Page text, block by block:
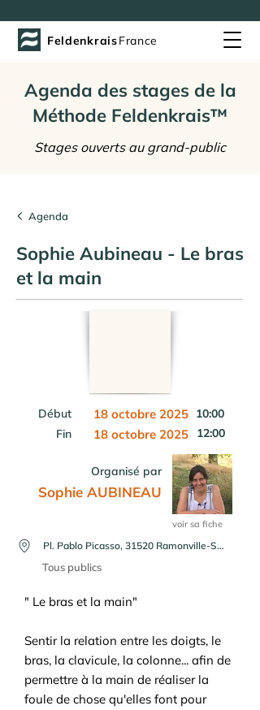
FeldenkraisFrance
Agenda des stages de la
Méthode Feldenkrais™
Stages ouverts au grand-public
Agenda
Sophie Aubineau - Le bras
et la main
Début 18 octobre 2025 10:00
Fin
18 octobre 2025 12:00
Organisé par
Sophie AUBINEAU
voir sa fiche
Pl. Pablo Picasso, 31520 Ramonville-Saint-Agne, France
Tous publics
" Le bras et la main"
Sentir la relation entre les doigts, le
bras, la clavicule, la colonne... afin de
permettre à la main de réaliser la
foule de chose qu'elles font pour